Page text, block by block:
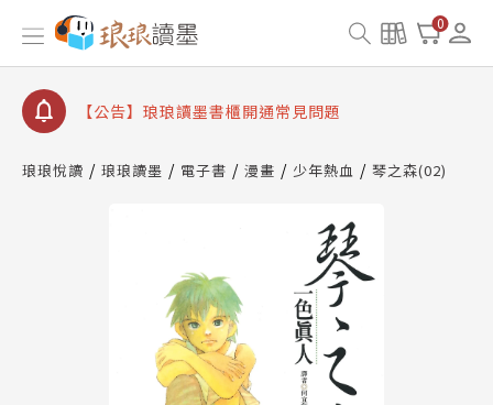
0
【公告】因 Readmoo 讀墨系統維護中，本站同步暫
停部分閱讀服務
【公告】琅琅讀墨數位閱讀資產合併與書櫃開通申請
【公告】琅琅讀墨書櫃開通常見問題
請圖文教學
【公告】因 Readmoo 讀墨系統維護中，本站同步暫
琅琅悅讀 琅琅讀墨 電子書 漫畫 少年熱血 琴之森(02)